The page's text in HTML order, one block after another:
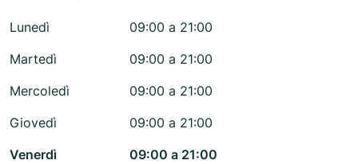
Lunedì
09:00 a 21:00
Martedì
09:00 a 21:00
Mercoledì
09:00 a 21:00
Giovedì
09:00 a 21:00
Venerdì
09:00 a 21:00